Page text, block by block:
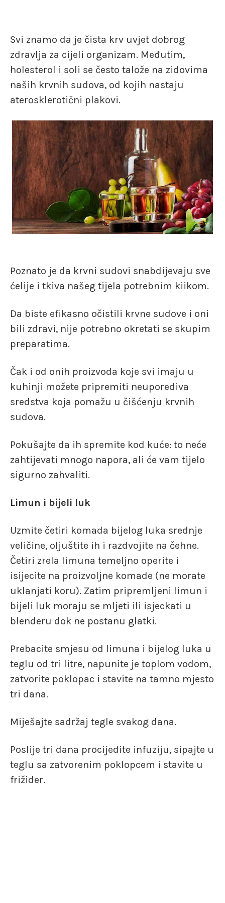
Svi znamo da je čista krv uvjet dobrog
zdravlja za cijeli organizam. Međutim,
holesterol i soli se često talože na zidovima
naših krvnih sudova, od kojih nastaju
aterosklerotični plakovi.
Poznato je da krvni sudovi snabdijevaju sve
ćelije i tkiva našeg tijela potrebnim kiikom.
Da biste efikasno očistili krvne sudove i oni
bili zdravi, nije potrebno okretati se skupim
preparatima.
Čak i od onih proizvoda koje svi imaju u
kuhinji možete pripremiti neuporediva
sredstva koja pomažu u čišćenju krvnih
sudova.
Pokušajte da ih spremite kod kuće: to neće
zahtijevati mnogo napora, ali će vam tijelo
sigurno zahvaliti.
Limun i bijeli luk
Uzmite četiri komada bijelog luka srednje
veličine, oljuštite ih i razdvojite na čehne.
Četiri zrela limuna temeljno operite i
isijecite na proizvoljne komade (ne morate
uklanjati koru). Zatim pripremljeni limun i
bijeli luk moraju se mljeti ili isjeckati u
blenderu dok ne postanu glatki.
Prebacite smjesu od limuna i bijelog luka u
teglu od tri litre, napunite je toplom vodom,
zatvorite poklopac i stavite na tamno mjesto
tri dana.
Miješajte sadržaj tegle svakog dana.
Poslije tri dana procijedite infuziju, sipajte u
teglu sa zatvorenim poklopcem i stavite u
frižider.